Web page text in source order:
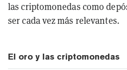
las criptomonedas como
ser cada vez más relevantes.
El oro y las criptomonedas